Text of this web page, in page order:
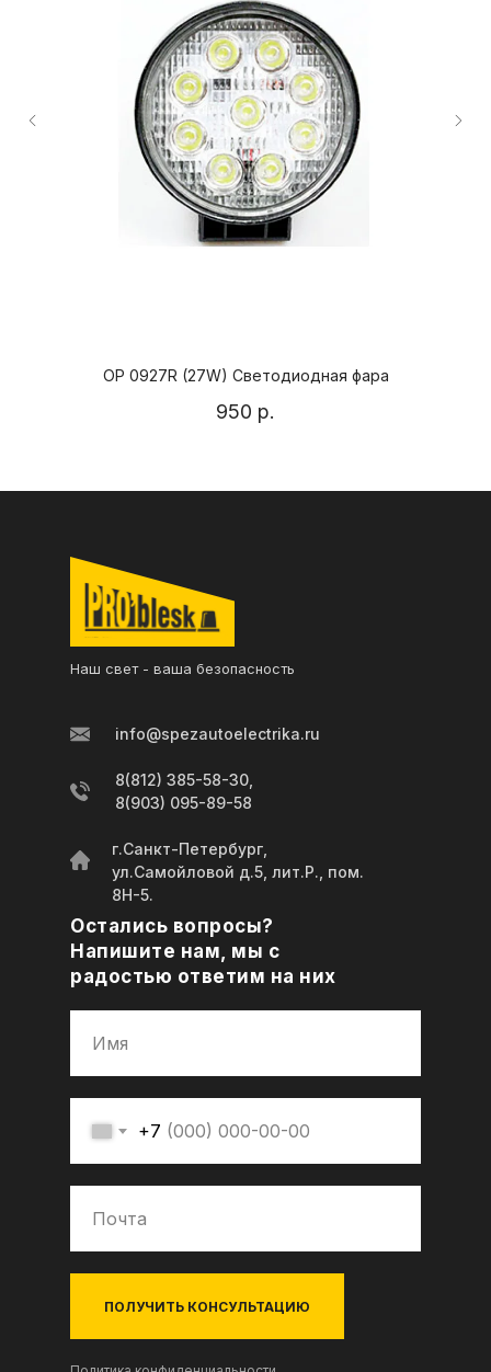
OP 0927R (27W) Светодиодная фара
950 р.
8(812) 385-58-30,
8(903) 095-89-58
info@spezautoelectrika.ru
г.Санкт-Петербург,
ул.Самойловой д.5, лит.Р., пом.
8Н-5.
Продукция
О компании
Доставка и оплата
Вопросы и ответы
+7
ПОЛУЧИТЬ КОНСУЛЬТАЦИЮ
Остались вопросы?
Напишите нам, мы с
радостью ответим на них
Наш свет - ваша безопасность